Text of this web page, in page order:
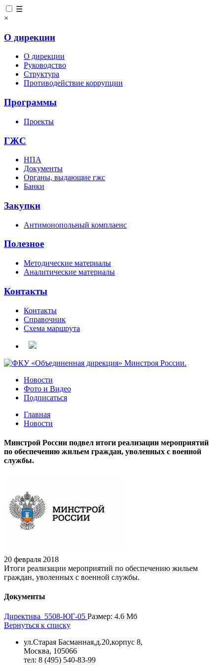
☰
×
О дирекции
О дирекции
Руководство
Структура
Противодействие коррупции
Программы
Проекты
ГЖС
НПА
Документы
Органы, выдающие гжс
Банки
Закупки
Антимонопольный комплаенс
Полезное
Методические материалы
Аналитические материалы
Контакты
Контакты
Справочник
Схема маршрута
Новости
Фото и Видео
Подписаться
Главная
Новости
Минстрой России подвел итоги реализации мероприятий
по обеспечению жильем граждан, уволенных с военной
службы.
20 февраля 2018
Итоги реализации мероприятий по обеспечению жильем
граждан, уволенных с военной службы.
Документы
Директива_5508-ЮГ-05 Размер: 4.6 Мб
Вернуться к списку
ул.Старая Басманная,д.20,корпус 8,
Москва, 105066
тел: 8 (495) 540-83-99